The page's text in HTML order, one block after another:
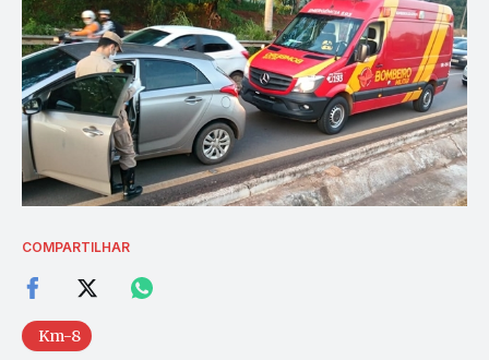
COMPARTILHAR
Km-8